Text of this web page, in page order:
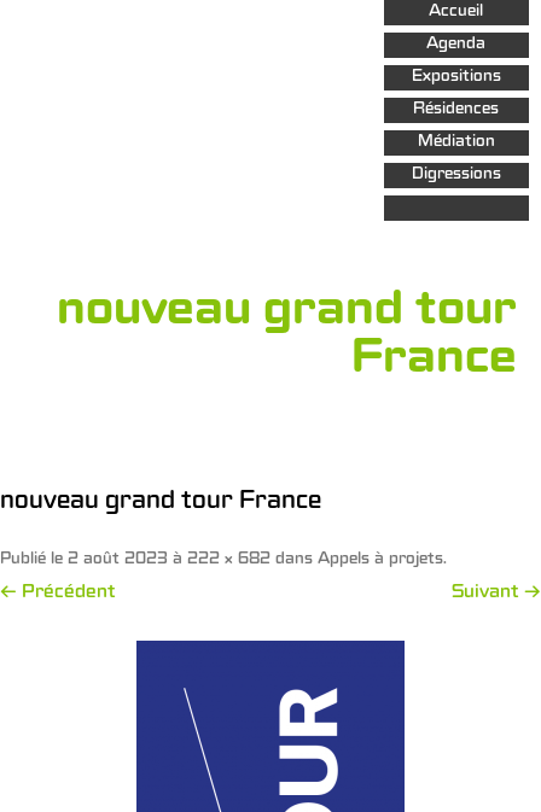
Aller au
contenu
principal
Accueil
Agenda
Expositions
Résidences
Médiation
Digressions
nouveau grand tour
France
nouveau grand tour France
Publié le 2 août 2023 à 222 × 682 dans Appels à projets.
← Précédent Suivant →